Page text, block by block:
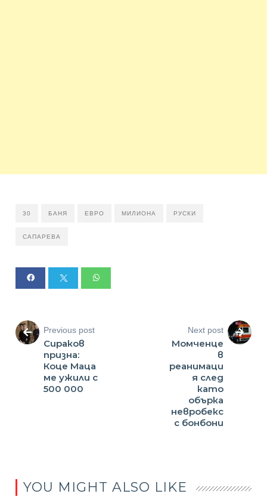
30 БАНЯ ЕВРО МИЛИОНА РУСКИ
САПАРЕВА
Previous post
Сираков
призна:
Коце Маца
ме ужили с
500 000
Next post
Момченце
в
реанимаци
я след
като
обърка
невробекс
с бонбони
YOU MIGHT ALSO LIKE